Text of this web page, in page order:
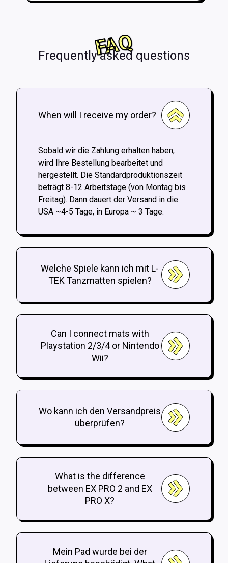
FAQ
Frequently asked questions
When will I receive my order?
Sobald wir die Zahlung erhalten haben,
wird Ihre Bestellung bearbeitet und
hergestellt. Die Standardproduktionszeit
beträgt 8-12 Arbeitstage (von Montag bis
Freitag). Dann dauert der Versand in die
USA ~4-5 Tage, in Europa ~ 3 Tage.
Welche Spiele kann ich mit L-
TEK Tanzmatten spielen?
Can I connect mats with
Playstation 2/3/4 or Nintendo
Wii?
Wo kann ich den Versandpreis
überprüfen?
What is the difference
between EX PRO 2 and EX
PRO X?
Mein Pad wurde bei der